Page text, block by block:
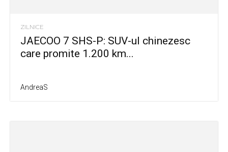
ZILNICE
JAECOO 7 SHS-P: SUV-ul chinezesc
care promite 1.200 km...
AndreaS